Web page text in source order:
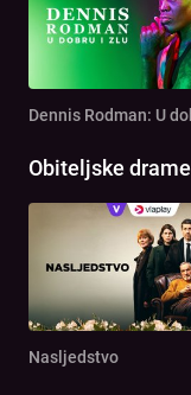
Obiteljske drame
Nasljedstvo